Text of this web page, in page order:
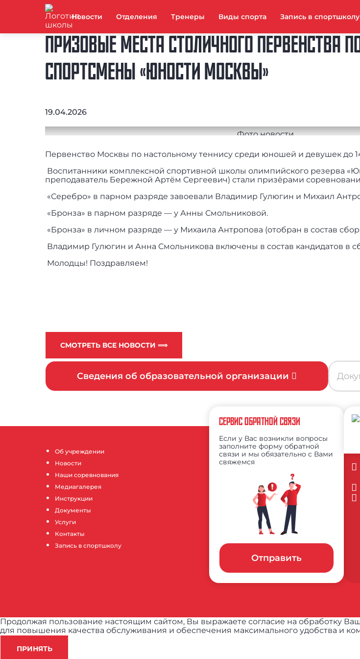
Новости Отделения Тренеры Виды спорта Запись в спортшколу
ПРИЗОВЫЕ МЕСТА СТОЛИЧНОГО ПЕРВЕНСТВА
СПОРТСМЕНЫ «ЮНОСТИ МОСКВЫ»
19.04.2026
Первенство Москвы по настольному теннису среди юношей и девушек до
Воспитанники комплексной спортивной школы олимпийского резерва
преподаватель Бережной Артём Сергеевич) стали призёрами
«Серебро» в парном разряде завоевали Владимир Гулюгин и Михаил
«Бронза» в парном разряде — у Анны Смольниковой.
«Бронза» в личном разряде — у Михаила Антропова (отобран в состав
Владимир Гулюгин и Анна Смольникова включены в состав кандидатов в
Молодцы! Поздравляем!
СМОТРЕТЬ ВСЕ НОВОСТИ ⟹
Сведения об образовательной организации
Об учреждении
Новости
Наши соревнования
Медиагалерея
Инструкции
Документы
Услуги
Контакты
Запись в спортшколу
СЕРВИС ОБРАТНОЙ СВЯЗИ
Если у Вас возникли вопросы
заполните форму обратной
связи и мы обязательно с Вами
свяжемся
Отправить
Продолжая пользование настоящим сайтом, Вы выражаете согласие на обработку
для повышения качества обслуживания и обеспечения максимального удобства и
ПРИНЯТЬ